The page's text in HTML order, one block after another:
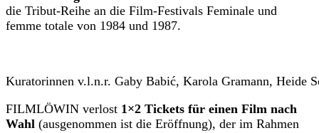
die Tribut-Reihe an die Film-Festivals Feminale und
femme totale von 1984 und 1987.
Kuratorinnen v.l.n.r. Gaby Babić, Karola Gramann, Heide
FILMLÖWIN verlost 1×2 Tickets für einen Film nach
Wahl (ausgenommen ist die Eröffnung), der im Rahmen